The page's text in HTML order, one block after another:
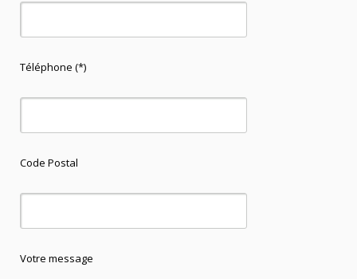
Téléphone (*)
Code Postal
Votre message